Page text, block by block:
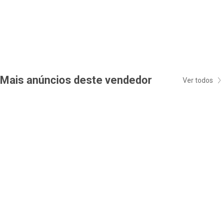
Mais anúncios deste vendedor Ver todos